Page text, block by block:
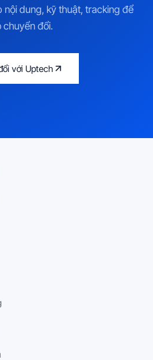
nội dung, kỹ thuật, tracking để
chuyển đổi.
với Uptech